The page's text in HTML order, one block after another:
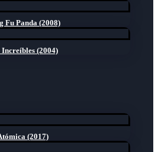
Fu Panda (2008)
Increíbles (2004)
(2017)